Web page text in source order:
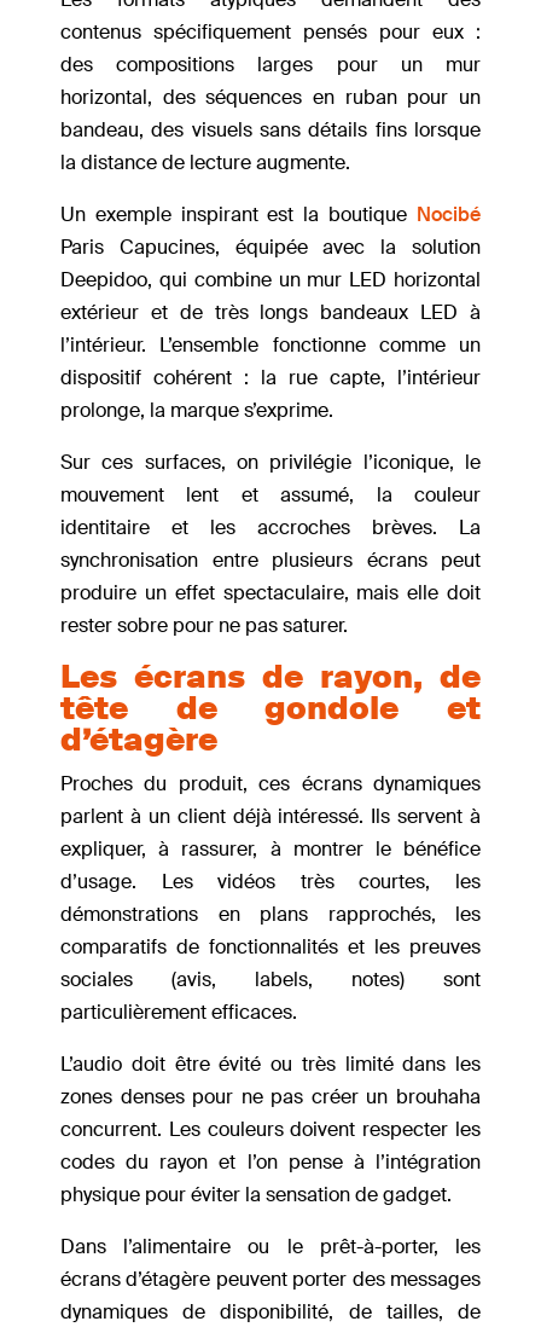
contenus spécifiquement pensés pour eux :
des compositions larges pour un mur
horizontal, des séquences en ruban pour un
bandeau, des visuels sans détails fins lorsque
la distance de lecture augmente.
Un exemple inspirant est la boutique Nocibé
Paris Capucines, équipée avec la solution
Deepidoo, qui combine un mur LED horizontal
extérieur et de très longs bandeaux LED à
l’intérieur. L’ensemble fonctionne comme un
dispositif cohérent : la rue capte, l’intérieur
prolonge, la marque s’exprime.
Sur ces surfaces, on privilégie l’iconique, le
mouvement lent et assumé, la couleur
identitaire et les accroches brèves. La
synchronisation entre plusieurs écrans peut
produire un effet spectaculaire, mais elle doit
rester sobre pour ne pas saturer.
Les écrans de rayon, de
tête de gondole et
d’étagère
Proches du produit, ces écrans dynamiques
parlent à un client déjà intéressé. Ils servent à
expliquer, à rassurer, à montrer le bénéfice
d’usage. Les vidéos très courtes, les
démonstrations en plans rapprochés, les
comparatifs de fonctionnalités et les preuves
sociales (avis, labels, notes) sont
particulièrement efficaces.
L’audio doit être évité ou très limité dans les
zones denses pour ne pas créer un brouhaha
concurrent. Les couleurs doivent respecter les
codes du rayon et l’on pense à l’intégration
physique pour éviter la sensation de gadget.
Dans l’alimentaire ou le prêt-à-porter, les
écrans d’étagère peuvent porter des messages
dynamiques de disponibilité, de tailles, de